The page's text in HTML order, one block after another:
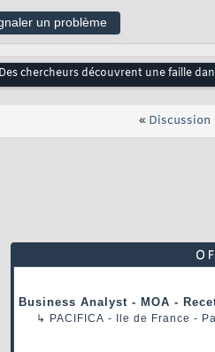
un problème
Des chercheurs découvrent une faille
« Discussion
Business Analyst - MOA -
↳ PACIFICA - Ile de France -